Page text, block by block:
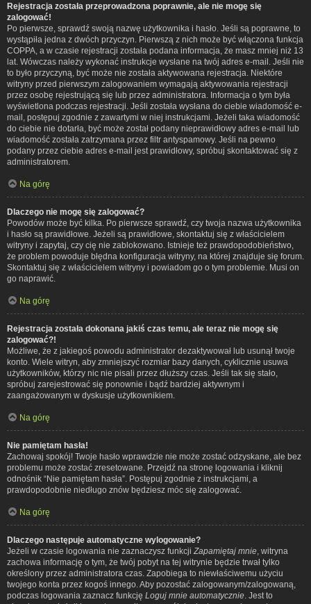
Rejestracja została przeprowadzona poprawnie, ale nie mogę się
zalogować!
Po pierwsze, sprawdź swoją nazwę użytkownika i hasło. Jeśli są poprawne, to
wystąpiła jedna z dwóch przyczyn. Pierwszą z nich może być włączona funkcja
COPPA, a w czasie rejestracji została podana informacja, że masz mniej niż 13
lat. Wówczas należy wykonać instrukcje wysłane na twój adres e-mail. Jeśli nie
to było przyczyną, być może nie została aktywowana rejestracja. Niektóre
witryny przed pierwszym zalogowaniem wymagają aktywowania rejestracji
przez osobę rejestrującą się lub przez administratora. Informacja o tym była
wyświetlona podczas rejestracji. Jeśli została wysłana do ciebie wiadomość e-
mail, postępuj zgodnie z zawartymi w niej instrukcjami. Jeżeli taka wiadomość
do ciebie nie dotarła, być może został podany nieprawidłowy adres e-mail lub
wiadomość została zatrzymana przez filtr antyspamowy. Jeśli na pewno
podany przez ciebie adres e-mail jest prawidłowy, spróbuj skontaktować się z
administratorem.
Na górę
Dlaczego nie mogę się zalogować?
Powodów może być kilka. Po pierwsze sprawdź, czy twoja nazwa użytkownika
i hasło są prawidłowe. Jeżeli są prawidłowe, skontaktuj się z właścicielem
witryny i zapytaj, czy cię nie zablokowano. Istnieje też prawdopodobieństwo,
że problem powoduje błędna konfiguracja witryny, na której znajduje się forum.
Skontaktuj się z właścicielem witryny i powiadom go o tym problemie. Musi on
go naprawić.
Na górę
Rejestracja została dokonana jakiś czas temu, ale teraz nie mogę się
zalogować?!
Możliwe, że z jakiegoś powodu administrator dezaktywował lub usunął twoje
konto. Wiele witryn, aby zmniejszyć rozmiar bazy danych, cyklicznie usuwa
użytkowników, którzy nic nie pisali przez dłuższy czas. Jeśli tak się stało,
spróbuj zarejestrować się ponownie i bądź bardziej aktywnym i
zaangażowanym w dyskusje użytkownikiem.
Na górę
Nie pamiętam hasła!
Zachowaj spokój! Twoje hasło wprawdzie nie może zostać odzyskane, ale bez
problemu może zostać zresetowane. Przejdź na stronę logowania i kliknij
odnośnik “Nie pamiętam hasła”. Postępuj zgodnie z instrukcjami, a
prawdopodobnie niedługo znów będziesz móc się zalogować.
Na górę
Dlaczego następuje automatyczne wylogowanie?
Jeżeli w czasie logowania nie zaznaczysz funkcji Zapamiętaj mnie , witryna
zachowa informację o tym, że twój pobyt na tej witrynie będzie trwał tylko
określony przez administratora czas. Zapobiega to niewłaściwemu użyciu
twojego konta przez kogoś innego. Aby pozostać zalogowanym/zalogowaną,
podczas logowania zaznacz funkcję Loguj mnie automatycznie . Jest to